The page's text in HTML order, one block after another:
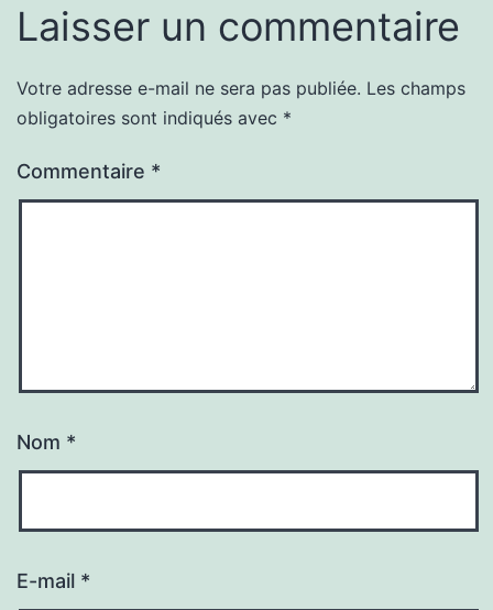
Laisser un commentaire
Votre adresse e-mail ne sera pas publiée. Les champs
obligatoires sont indiqués avec *
Commentaire *
Nom *
E-mail *